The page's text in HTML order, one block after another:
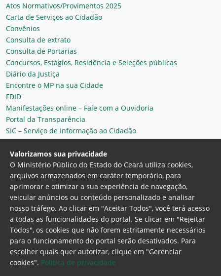
Atos Normativos/Provimentos 2025
Carta de Serviços ao Cidadão
Convênios
Consulta de extrato
Consulta de Portarias
Concursos, Estágios, Residência e Seleções públicas
Diário da Justiça
Encontre o MP na sua Cidade
FDID
Manifestações online – Fale com a Ouvidoria
Portal da Transparência
SIC – Serviço de Informação ao Cidadão
Plantão MP do Ceará
Secretaria Geral
Ministério Público do Estado do Ceará
Procuradoria Geral de Justiça Av. Gen. Afonso
Albuquerque Lima, 130 - Cambeba - CEP:
Valorizamos sua privacidade
O Ministério Público do Estado do Ceará utiliza cookies,
arquivos armazenados em caráter temporário, para
aprimorar e otimizar a sua experiência de navegação,
veicular anúncios ou conteúdo personalizado e analisar
nosso tráfego. Ao clicar em "Aceitar Todos", você terá acesso
a todas as funcionalidades do portal. Se clicar em "Rejeitar
Todos", os cookies que não forem estritamente necessários
para o funcionamento do portal serão desativados. Para
escolher quais quer autorizar, clique em "Gerenciar
cookies". Politica de privacidade